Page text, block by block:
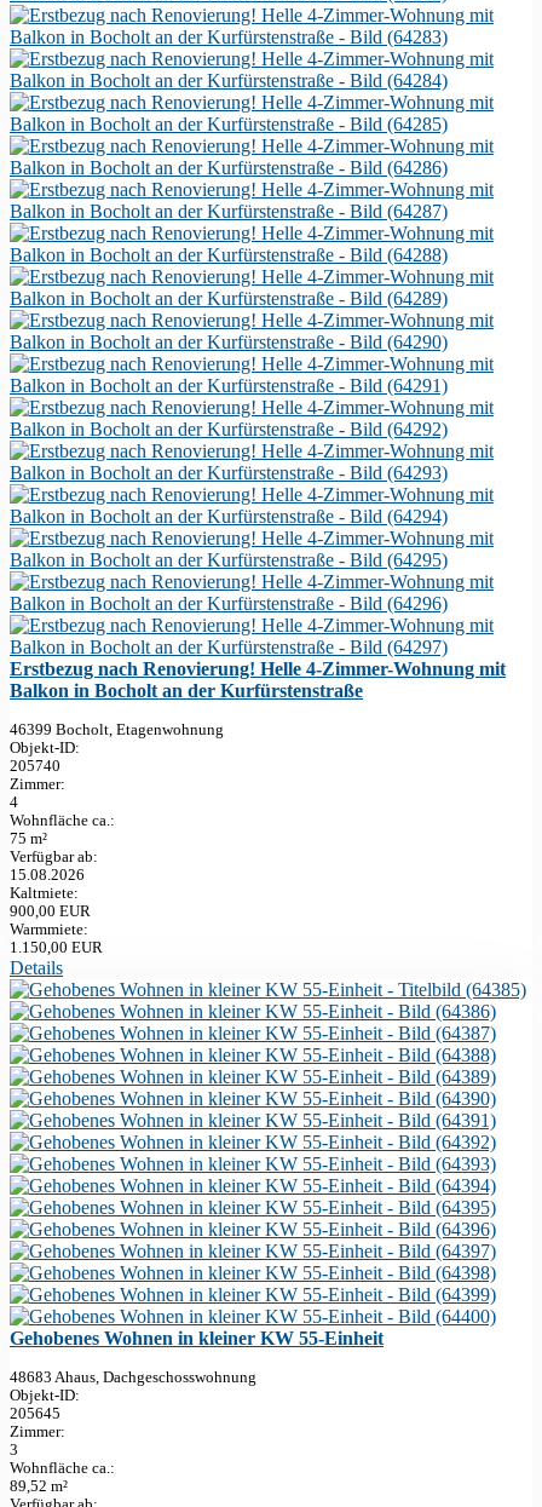
Erstbezug nach Renovierung! Helle 4-Zimmer-Wohnung mit
Balkon in Bocholt an der Kurfürstenstraße
46399 Bocholt, Etagenwohnung
Objekt-ID:
205740
Zimmer:
4
Wohnfläche ca.:
75 m²
Verfügbar ab:
15.08.2026
Kaltmiete:
900,00 EUR
Warmmiete:
1.150,00 EUR
Details
Gehobenes Wohnen in kleiner KW 55-Einheit
48683 Ahaus, Dachgeschosswohnung
Objekt-ID:
205645
Zimmer:
3
Wohnfläche ca.:
89,52 m²